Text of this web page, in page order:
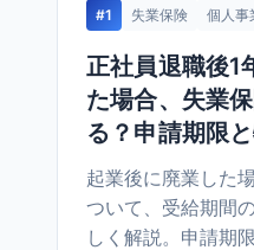
#1 失業保険 個人事
正社員退職後1
た場合、失業
る？申請期限
起業後に廃業した
ついて、受給期間
しく解説。申請期